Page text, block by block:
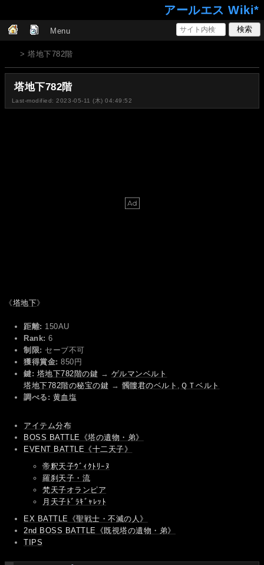
アールエス Wiki*
Menu
> 塔地下782階
塔地下782階
Last-modified: 2023-05-11 (木) 04:49:52
《塔地下》
距離: 150AU
Rank: 6
制限: セーブ不可
獲得賞金: 850円
鍵: 塔地下782階の鍵 → ゲルマンベルト
塔地下782階の秘宝の鍵 → 髑髏君のベルト
ＱＴベルト
調べる: 黄血塩
アイテム分布
BOSS BATTLE《塔の遺物・弟》
EVENT BATTLE《十二天子》
帝釈天子ｳﾞｨｸﾄﾘｰﾇ
羅刹天子・流
梵天子オランピア
月天子ﾄﾞﾗｷﾞｬﾚｯﾄ
EX BATTLE《聖戦士・不滅の人》
2nd BOSS BATTLE《既視塔の遺物・弟》
TIPS